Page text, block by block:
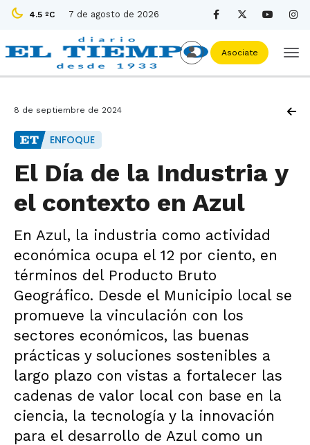
4.5 ºC 7 de agosto de 2026
Asociate
8 de septiembre de 2024
ENFOQUE
El Día de la Industria y
el contexto en Azul
En Azul, la industria como actividad
económica ocupa el 12 por ciento, en
términos del Producto Bruto
Geográfico. Desde el Municipio local se
promueve la vinculación con los
sectores económicos, las buenas
prácticas y soluciones sostenibles a
largo plazo con vistas a fortalecer las
cadenas de valor local con base en la
ciencia, la tecnología y la innovación
para el desarrollo de Azul como un